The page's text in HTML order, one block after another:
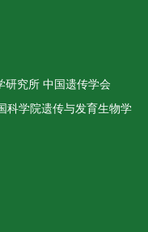
研究所 中国遗传学会
学院遗传与发育生物学